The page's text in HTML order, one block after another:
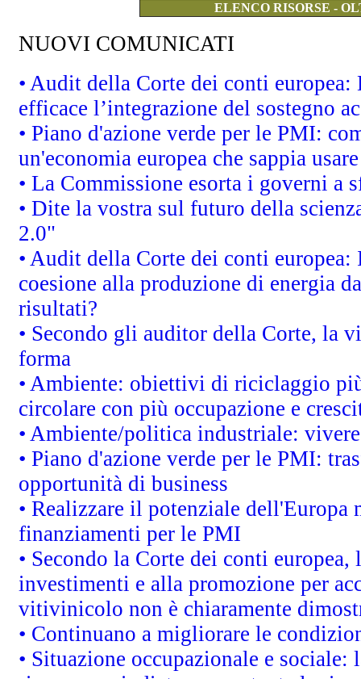
ELENCO RISORSE -
NUOVI COMUNICATI
• Audit della Corte dei conti
efficace l’integrazione del sostegno
• Piano d'azione verde per le PMI:
un'economia europea che sappia
• La Commissione esorta i governi
• Dite la vostra sul futuro della
2.0"
• Audit della Corte dei conti
coesione alla produzione di energia
risultati?
• Secondo gli auditor della Corte, la
forma
• Ambiente: obiettivi di riciclaggio
circolare con più occupazione e
• Ambiente/politica industriale:
• Piano d'azione verde per le PMI:
opportunità di business
• Realizzare il potenziale
finanziamenti per le PMI
• Secondo la Corte dei conti
investimenti e alla promozione per
vitivinicolo non è chiaramente
• Continuano a migliorare le
• Situazione occupazionale e